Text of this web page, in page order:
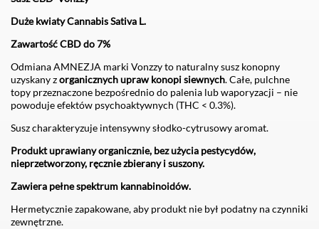
Duże kwiaty Cannabis Sativa L.
Zawartość CBD do 7%
Odmiana AMNEZJA marki Vonzzy to naturalny susz konopny
uzyskany zorganicznych upraw konopi siewnych. Całe, pulchne
topy przeznaczone bezpośrednio do palenia lub waporyzacji – nie
powoduje efektów psychoaktywnych (THC < 0.3%).
Susz charakteryzuje intensywny słodko-cytrusowy aromat.
Produkt uprawiany organicznie, bez użycia pestycydów,
nieprzetworzony, ręcznie zbierany i suszony.
Zawiera pełne spektrum kannabinoidów.
Hermetycznie zapakowane, aby produkt nie był podatny na czynniki
zewnętrzne.